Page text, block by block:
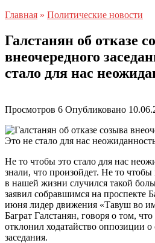
Главная » Политические новости
Галстанян об отказе
внеочередного
стало для нас
Просмотров 6 Опубликовано
Не то чтобы это стало для нас
знали, что произойдет. Не то
в нашей жизни случился такой
заявил собравшимся на проспекте
июня лидер движения «Тавуш во
Баграт Галстанян, говоря о том,
отклонил ходатайство оппозиции о
заседания.